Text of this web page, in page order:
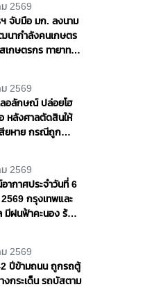
2569
จับมือ มก. ลงนาม
นากำลังคนเกษตร
เกษตรกร ทายาท
2569
ลอลักษณ์ ปล่อยโฮ
หลังศาลตัดสินให้
สียหาย กรณีถูก
2569
ากาศประจำวันที่ 6
กรุงเทพและ
ฝนฟ้าคะนอง ร้อย
2569
ปีข้ามถนน ถูกรถตู้
งกระเด็น รถบัสตาม